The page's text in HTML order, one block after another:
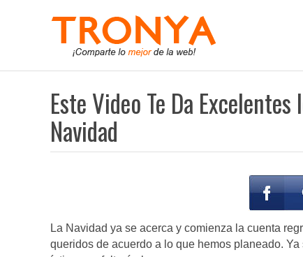
Este Video Te Da
Navidad
La Navidad ya se acerca y comienza la cuenta
queridos de acuerdo a lo que hemos planeado.